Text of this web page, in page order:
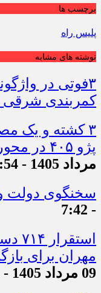
برچسب ها
پلیس راه
نوشته های مشابه
کمربندی شرقی
۳ کشته و یک
پژو ۴۰۵ در محور دشت‌عباس–دهلران
مرداد 1405 - 11:54
سخنگوی دولت
- 7:42
مهران برای
09 مرداد 1405 - 12:44